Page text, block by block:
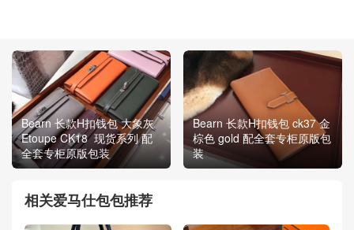
Bearn 长款H扣钱包 大象灰
Etoupe CK18 现货系列 配
全套专柜原版包装
Bearn 长款H扣钱包 ck37 金
棕色 gold 配全套专柜原版包
装
相关爱马仕包包推荐